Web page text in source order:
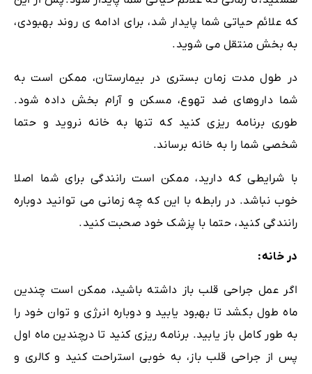
که علائم حیاتی شما پایدار شد، برای ادامه ی روند بهبودی،
به بخش منتقل می شوید.
در طول مدت زمان بستری در بیمارستان، ممکن است به
شما داروهای ضد تهوع، مسکن و آرام بخش داده شود.
طوری برنامه ریزی کنید که تنها به خانه نروید و حتما
شخصی شما را به خانه برساند.
با شرایطی که دارید، ممکن است رانندگی برای شما اصلا
خوب نباشد. در رابطه با این که چه زمانی می توانید دوباره
رانندگی کنید، حتما با پزشک خود صحبت کنید.
در خانه:
اگر عمل جراحی قلب باز داشته باشید، ممکن است چندین
ماه طول بکشد تا بهبود یابید و دوباره انرژی و توان خود را
به طور کامل باز یابید. برنامه ریزی کنید تا درچندین ماه اول‌
پس از جراحی قلب باز، به خوبی استراحت کنید و کالری و